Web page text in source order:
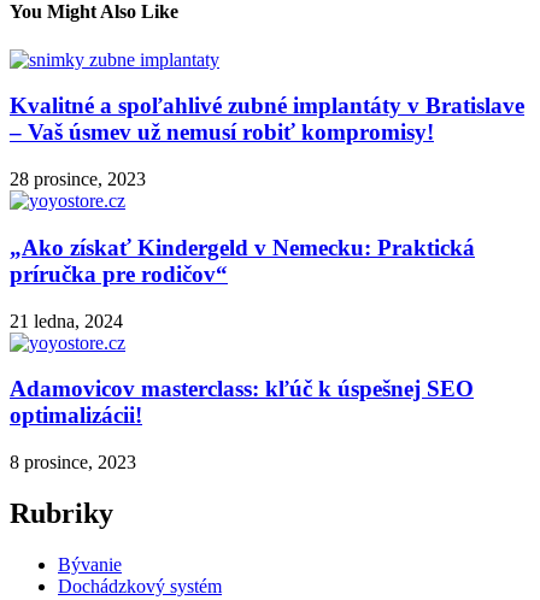
You Might Also Like
Kvalitné a spoľahlivé zubné implantáty v Bratislave
– Vaš úsmev už nemusí robiť kompromisy!
28 prosince, 2023
„Ako získať Kindergeld v Nemecku: Praktická
príručka pre rodičov“
21 ledna, 2024
Adamovicov masterclass: kľúč k úspešnej SEO
optimalizácii!
8 prosince, 2023
Rubriky
Bývanie
Dochádzkový systém